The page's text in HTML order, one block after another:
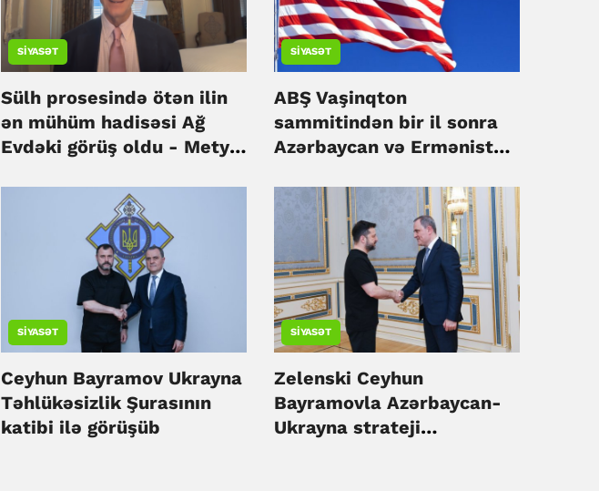
SIYASƏT
Sülh prosesində ötən ilin
ən mühüm hadisəsi Ağ
Evdəki görüş oldu - Metyu
SIYASƏT
ABŞ Vaşinqton
sammitindən bir il sonra
Azərbaycan və Ermənistan
irəliləyişi qiymətləndirib
SIYASƏT
Ceyhun Bayramov Ukrayna
Təhlükəsizlik Şurasının
katibi ilə görüşüb
SIYASƏT
Zelenski Ceyhun
Bayramovla Azərbaycan-
Ukrayna strateji